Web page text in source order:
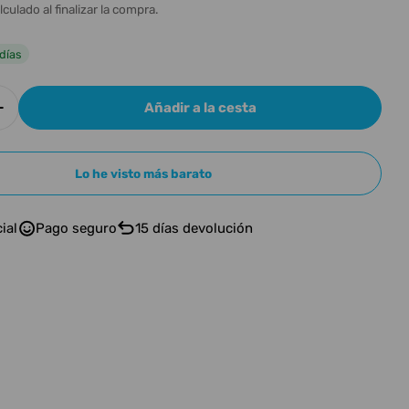
al finalizar la compra.
cantidad para KRK KNS-8402
cantidad para KRK KNS-8402
Añadir a la cesta
Lo he visto más barato
Pago seguro 15 días devolución